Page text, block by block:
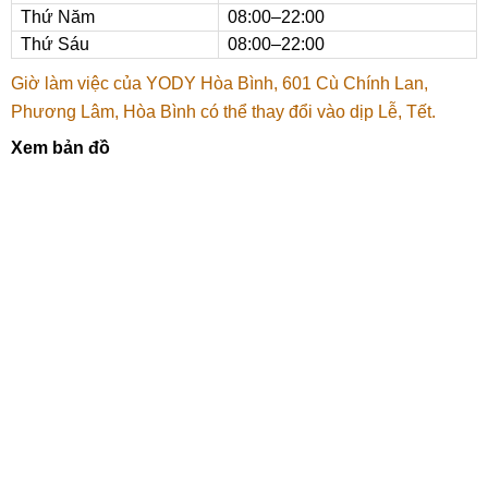
Thứ Năm
08:00–22:00
Thứ Sáu
08:00–22:00
Giờ làm việc của YODY Hòa Bình, 601 Cù Chính Lan,
Phương Lâm, Hòa Bình có thể thay đổi vào dịp Lễ, Tết.
Xem bản đồ